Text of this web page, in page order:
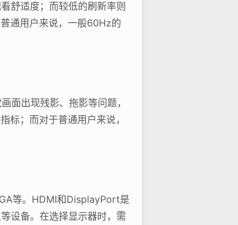
舒适度；而较低的刷新率则
通用户来说，一般60Hz的
面出现残影、拖影等问题，
标；而对于普通用户来说，
等。HDMI和DisplayPort是
设备。在选择显示器时，需